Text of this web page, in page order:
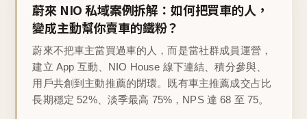
蔚來 NIO 私域案例拆解：如何把買車的人，
變成主動幫你賣車的鐵粉？
蔚來不把車主當買過車的人，而是當社群成員運營，
建立 App 互動、NIO House 線下連結、積分參與、
用戶共創到主動推薦的閉環。既有車主推薦成交占比
長期穩定 52%、淡季最高 75%，NPS 達 68 至 75。